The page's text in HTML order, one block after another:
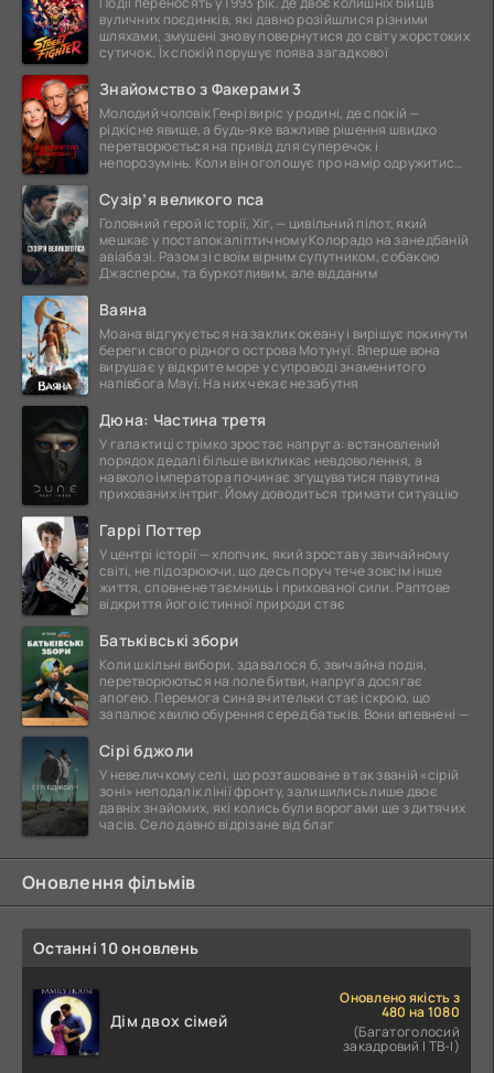
вуличних поєдинків, які давно розійшлися різними
шляхами, змушені знову повернутися до світу жорстоких
сутичок. Їх спокій порушує поява загадкової
Знайомство з Факерами 3
Молодий чоловік Генрі виріс у родині, де спокій —
рідкісне явище, а будь-яке важливе рішення швидко
перетворюється на привід для суперечок і
непорозумінь. Коли він оголошує про намір одружитися,
Сузір’я великого пса
Головний герой історії, Хіг, — цивільний пілот, який
мешкає у постапокаліптичному Колорадо на занедбаній
авіабазі. Разом зі своїм вірним супутником, собакою
Джаспером, та буркотливим, але відданим
Ваяна
Моана відгукується на заклик океану і вирішує покинути
береги свого рідного острова Мотунуї. Вперше вона
вирушає у відкрите море у супроводі знаменитого
напівбога Мауї. На них чекає незабутня
Дюна: Частина третя
У галактиці стрімко зростає напруга: встановлений
порядок дедалі більше викликає невдоволення, а
навколо імператора починає згущуватися павутина
прихованих інтриг. Йому доводиться тримати ситуацію
Гаррі Поттер
У центрі історії — хлопчик, який зростав у звичайному
світі, не підозрюючи, що десь поруч тече зовсім інше
життя, сповнене таємниць і прихованої сили. Раптове
відкриття його істинної природи стає
Батьківські збори
Коли шкільні вибори, здавалося б, звичайна подія,
перетворюються на поле битви, напруга досягає
апогею. Перемога сина вчительки стає іскрою, що
запалює хвилю обурення серед батьків. Вони впевнені —
Сірі бджоли
У невеличкому селі, що розташоване в так званій «сірій
зоні» неподалік лінії фронту, залишились лише двоє
давніх знайомих, які колись були ворогами ще з дитячих
часів. Село давно відрізане від благ
Оновлення фільмів
Останні 10 оновлень
Дім двох сімей
Оновлено якість з
480 на 1080
(Багатоголосий
закадровий | ТВ-І)